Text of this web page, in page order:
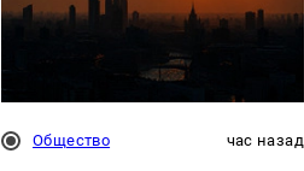
Общество час назад